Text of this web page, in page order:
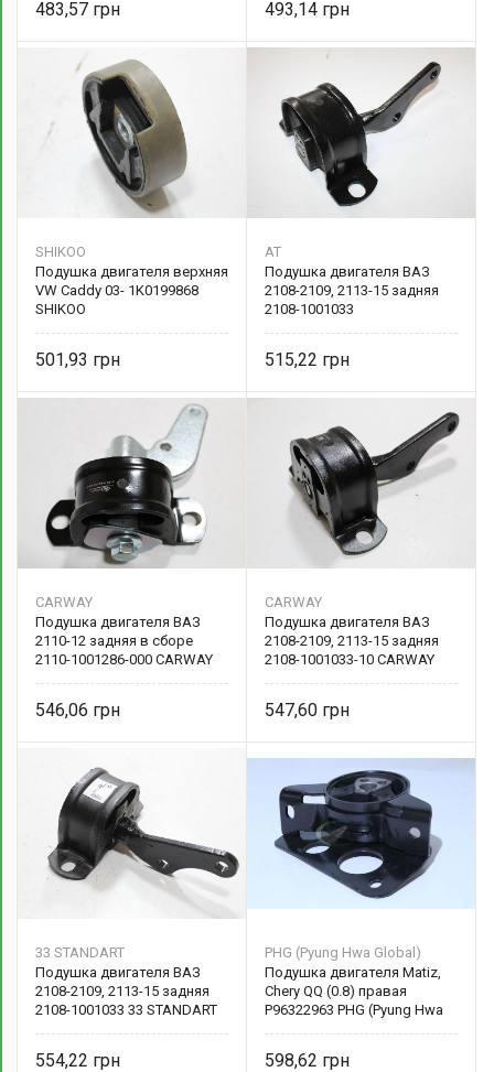
483,57 493,14
SHIKOO
Подушка двигателя верхняя
VW Caddy 03- 1K0199868
SHIKOO
501,93
AT
Подушка двигателя ВАЗ
2108-2109, 2113-15 задняя
2108-1001033
515,22
CARWAY
Подушка двигателя ВАЗ
2110-12 задняя в сборе
2110-1001286-000 CARWAY
546,06
CARWAY
Подушка двигателя ВАЗ
2108-2109, 2113-15 задняя
2108-1001033-10 CARWAY
547,60
33 STANDART
Подушка двигателя ВАЗ
2108-2109, 2113-15 задняя
2108-1001033 33 STANDART
554,22
PHG (Pyung Hwa Global)
Подушка двигателя Matiz,
Chery QQ (0.8) правая
P96322963 PHG (Pyung Hwa
598,62